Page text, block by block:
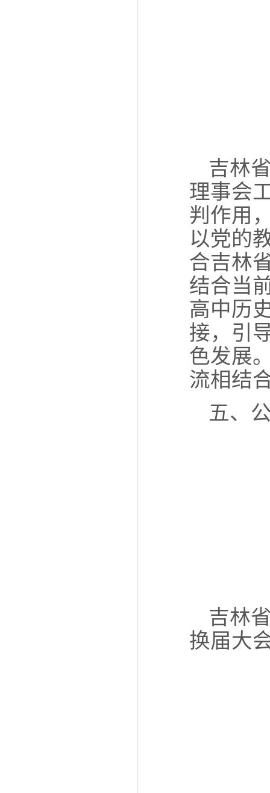
吉林
理事会
判作用
以党的
合吉林
结合当
高中历
接，引
色发展
流相结
五、
吉林
换届大